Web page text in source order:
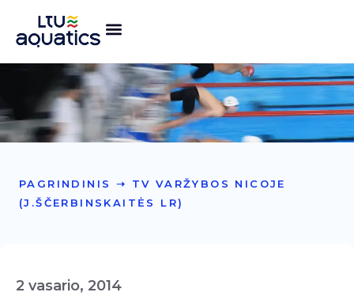
PAGRINDINIS ➝ TV VARŽYBOS NICOJE
(J.ŠČERBINSKAITĖS LR)
2 vasario, 2014